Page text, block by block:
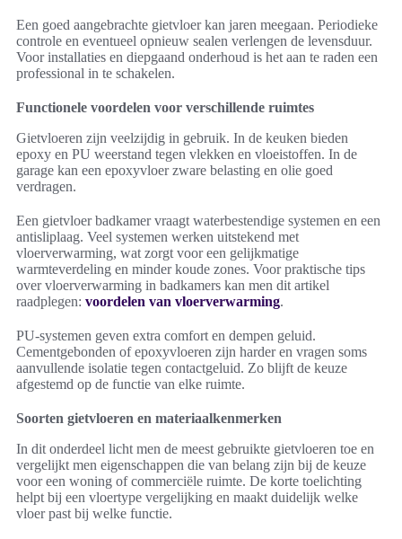
Een goed aangebrachte gietvloer kan jaren meegaan. Periodieke
controle en eventueel opnieuw sealen verlengen de levensduur.
Voor installaties en diepgaand onderhoud is het aan te raden een
professional in te schakelen.
Functionele voordelen voor verschillende ruimtes
Gietvloeren zijn veelzijdig in gebruik. In de keuken bieden
epoxy en PU weerstand tegen vlekken en vloeistoffen. In de
garage kan een epoxyvloer zware belasting en olie goed
verdragen.
Een gietvloer badkamer vraagt waterbestendige systemen en een
antisliplaag. Veel systemen werken uitstekend met
vloerverwarming, wat zorgt voor een gelijkmatige
warmteverdeling en minder koude zones. Voor praktische tips
over vloerverwarming in badkamers kan men dit artikel
raadplegen: voordelen van vloerverwarming.
PU-systemen geven extra comfort en dempen geluid.
Cementgebonden of epoxyvloeren zijn harder en vragen soms
aanvullende isolatie tegen contactgeluid. Zo blijft de keuze
afgestemd op de functie van elke ruimte.
Soorten gietvloeren en materiaalkenmerken
In dit onderdeel licht men de meest gebruikte gietvloeren toe en
vergelijkt men eigenschappen die van belang zijn bij de keuze
voor een woning of commerciële ruimte. De korte toelichting
helpt bij een vloertype vergelijking en maakt duidelijk welke
vloer past bij welke functie.